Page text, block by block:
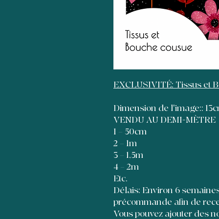
EXCLUSIVITÉ: Tissus et
Dimension de l'image::
VENDU AU DEMI-MÈTRE
1 = 50cm
2 = 1m
3 = 1,5m
4 = 2m
Etc.
Délais: Environ 6
précommande afin de
Vous pouvez ajouter des